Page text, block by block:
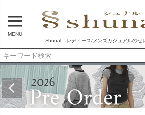
MENU
Shunal レディース/メンズカジュアルのセ